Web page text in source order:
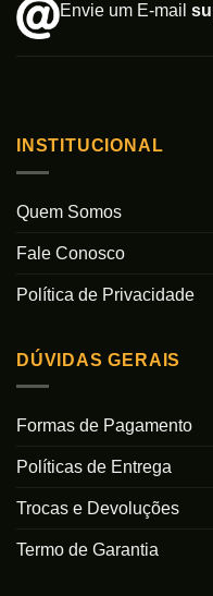
Envie um E-mail
INSTITUCIONAL
Quem Somos
Fale Conosco
Política de Privacidade
DÚVIDAS GERAIS
Formas de Pagamento
Políticas de Entrega
Trocas e Devoluções
Termo de Garantia